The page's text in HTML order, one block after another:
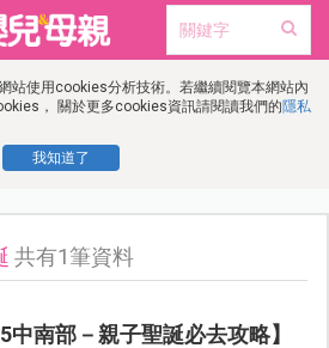
站使用cookies分析技術。若繼續閱覽本網站內
， 關於更多cookies資訊請閱讀我們的隱私
我知道了
共有1筆資料
中南部－親子聖誕必去攻略】